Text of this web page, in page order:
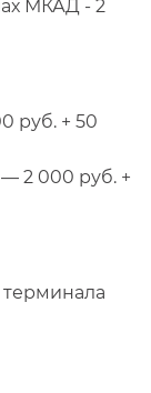
МКАД - 2
руб. + 50
2 000 руб. +
терминала